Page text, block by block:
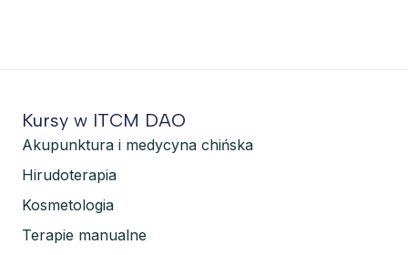
Kursy w ITCM DAO
Akupunktura i medycyna chińska
Hirudoterapia
Kosmetologia
Terapie manualne